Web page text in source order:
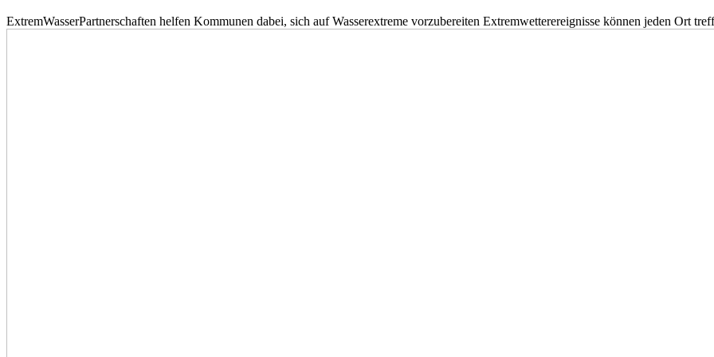
ExtremWasserPartnerschaften helfen Kommunen dabei, sich auf Wasserextreme vorzubereiten Extremwetterereignisse können jeden Ort